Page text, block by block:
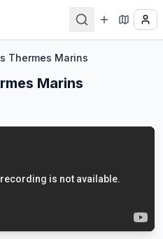
Thermes Marins
Marins